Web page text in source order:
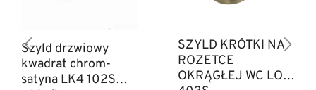
Szyld drzwiowy
kwadrat chrom-
satyna LK4 102S
SZYLD KRÓTKI NA
ROZETCE
OKRĄGŁEJ WC LO3